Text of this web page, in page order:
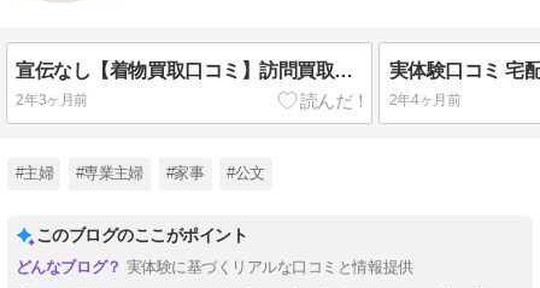
宣伝なし【着物買取口コミ】訪問買取やってみた ネットの噂は本当か？
2年3ヶ月前 2年4ヶ月前
#主婦 #専業主婦 #家事 #公文
このブログのここがポイント
実体験に基づくリアルな口コミと情報提供